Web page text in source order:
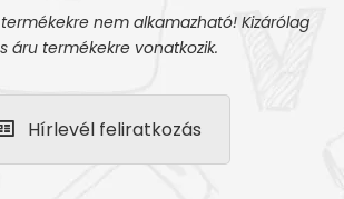
nem alkamazható! Kizárólag
áru termékekre vonatkozik.
Hírlevél feliratkozás